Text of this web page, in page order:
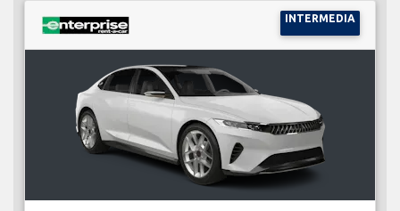
INTERMEDIA